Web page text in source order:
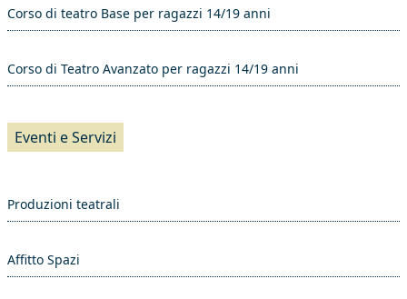
Corso di teatro Base per ragazzi 14/19 anni
Corso di Teatro Avanzato per ragazzi 14/19 anni
Eventi e Servizi
Produzioni teatrali
Affitto Spazi